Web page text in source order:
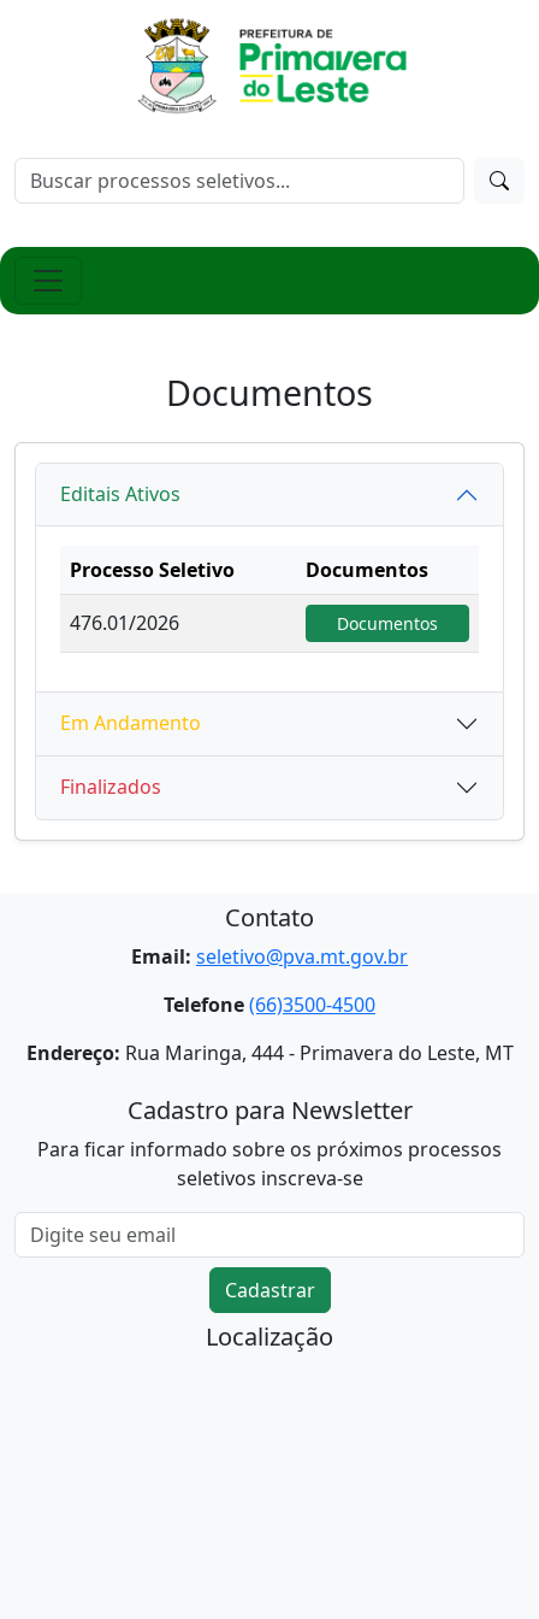
Documentos
Editais Ativos
Processo Seletivo
Documentos
476.01/2026
Documentos
Em Andamento
Finalizados
Contato
Email: seletivo@pva.mt.gov.br
Telefone(66)3500-4500
Endereço: Rua Maringa, 444 - Primavera do Leste, MT
Cadastro para Newsletter
Para ficar informado sobre os próximos processos
seletivos inscreva-se
Cadastrar
Localização